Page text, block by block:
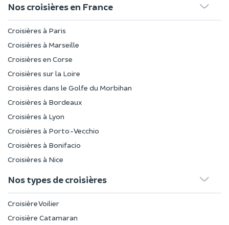
Nos croisières en France
Croisières à Paris
Croisières à Marseille
Croisières en Corse
Croisières sur la Loire
Croisières dans le Golfe du Morbihan
Croisières à Bordeaux
Croisières à Lyon
Croisières à Porto-Vecchio
Croisières à Bonifacio
Croisières à Nice
Nos types de croisières
Croisière Voilier
Croisière Catamaran